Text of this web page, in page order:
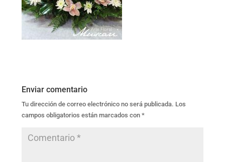
Enviar comentario
Tu dirección de correo electrónico no será publicada. Los
campos obligatorios están marcados con *